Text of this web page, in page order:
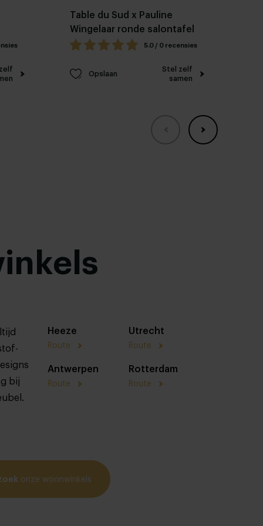
Table du Sud x Pauline
Wingelaar ronde salontafel
5.0 / 0 recensies
Opslaan
Stel zelf
samen
bij
Heeze
Route
Utrecht
Route
Antwerpen
Route
Rotterdam
Route
onze woonwinkels